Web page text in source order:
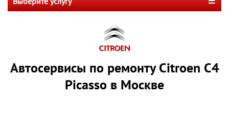
Автосервисы по ремонту Citroen C4
Picasso в Москве